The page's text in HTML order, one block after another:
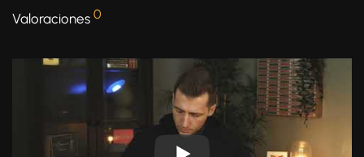
Valoraciones 0